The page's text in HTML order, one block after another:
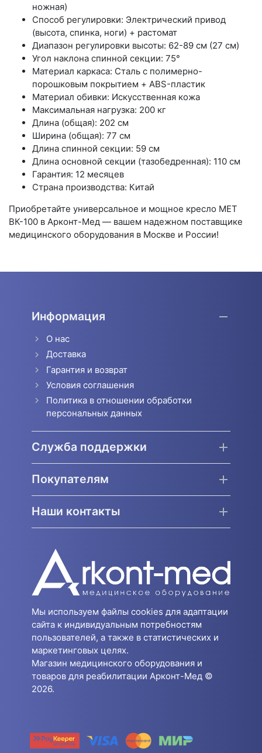
ножная)
Способ регулировки: Электрический привод
(высота, спинка, ноги) + растомат
Диапазон регулировки высоты: 62-89 см (27 см)
Угол наклона спинной секции: 75°
Материал каркаса: Сталь с полимерно-
порошковым покрытием + ABS-пластик
Материал обивки: Искусственная кожа
Максимальная нагрузка: 200 кг
Длина (общая): 202 см
Ширина (общая): 77 см
Длина спинной секции: 59 см
Длина основной секции (тазобедренная): 110 см
Гарантия: 12 месяцев
Страна производства: Китай
Приобретайте универсальное и мощное кресло МЕТ
ВК-100 в Арконт-Мед — вашем надежном поставщике
медицинского оборудования в Москве и России!
Информация
О нас
Доставка
Гарантия и возврат
Условия соглашения
Политика в отношении обработки
персональных данных
Служба поддержки
Покупателям
Наши контакты
Мы используем файлы cookies для адаптации
сайта к индивидуальным потребностям
пользователей, а также в статистических и
маркетинговых целях.
Магазин медицинского оборудования и
товаров для реабилитации Арконт-Мед ©
2026.